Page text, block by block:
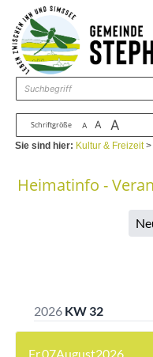
Zum Inhalt ,zur Navigation
Schriftgröße A A A
Sie sind hier: Kultur & Freizeit
Heimatinfo -